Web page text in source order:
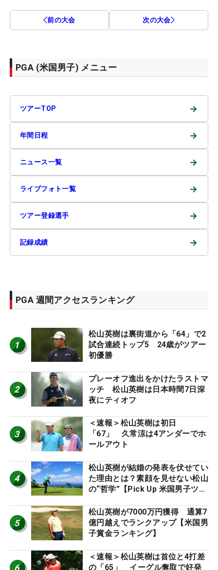
前の大会 次の大会
PGA (米国男子) メニュー
ツアーTOP →
年間日程 →
ニュース一覧 →
ライブフォト一覧 →
ツアー登録選手 →
記録成績 →
PGA 週間アクセスランキング
1
松山英樹は裏街道から「64」で2
試合連続トップ5 24歳がツアー
初優勝
2
プレーオフ進出をかけたラストマ
ッチ 松山英樹は日本時間7日深
夜にティオフ
3
＜速報＞松山英樹は初日
「67」 久常涼は4アンダーでホ
ールアウト
4
松山英樹が結婚の発表を伏せてい
た理由とは？素顔を見せない松山
の“哲学”【Pick Up 米国男子ツア
5
松山英樹が7000万円獲得 通算7
億円越えでランクアップ【米国男
子賞金ランキング】
6
＜速報＞松山英樹は首位と4打差
の「65」 イーグル奪取で好発